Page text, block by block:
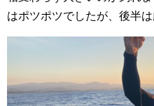
はポツポツでしたが、後半